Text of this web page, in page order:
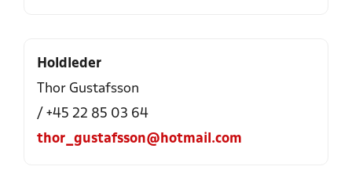
Holdleder
Thor Gustafsson
/ +45 22 85 03 64
thor_gustafsson@hotmail.com